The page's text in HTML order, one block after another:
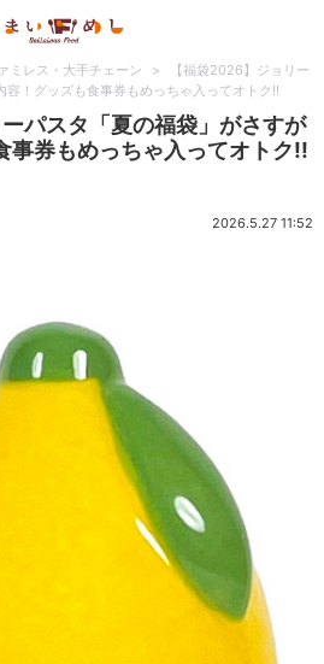
ミレス・大手チェーン >
【福袋2026】ジョリー
！グッズも食事券もめっちゃ入ってオトク!!
パスタ「夏の福袋」がさすが
事券もめっちゃ入ってオトク!!
2026.5.27 11:52